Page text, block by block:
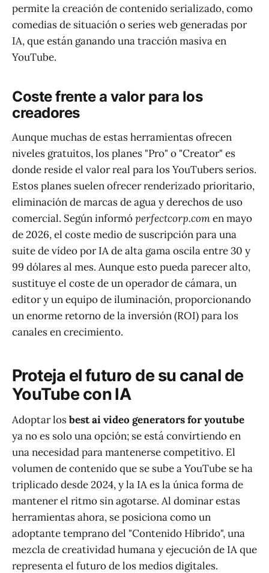
permite la creación de contenido serializado, como
comedias de situación o series web generadas por
IA, que están ganando una tracción masiva en
YouTube.
Coste frente a valor para los
creadores
Aunque muchas de estas herramientas ofrecen
niveles gratuitos, los planes "Pro" o "Creator" es
donde reside el valor real para los YouTubers serios.
Estos planes suelen ofrecer renderizado prioritario,
eliminación de marcas de agua y derechos de uso
comercial. Según informóperfectcorp.comen mayo
de 2026, el coste medio de suscripción para una
suite de vídeo por IA de alta gama oscila entre 30 y
99 dólares al mes. Aunque esto pueda parecer alto,
sustituye el coste de un operador de cámara, un
editor y un equipo de iluminación, proporcionando
un enorme retorno de la inversión (ROI) para los
canales en crecimiento.
Proteja el futuro de su canal de
YouTube con IA
Adoptar losbest ai video generators for youtube
ya no es solo una opción; se está convirtiendo en
una necesidad para mantenerse competitivo. El
volumen de contenido que se sube a YouTube se ha
triplicado desde 2024, y la IA es la única forma de
mantener el ritmo sin agotarse. Al dominar estas
herramientas ahora, se posiciona como un
adoptante temprano del "Contenido Híbrido", una
mezcla de creatividad humana y ejecución de IA que
representa el futuro de los medios digitales.